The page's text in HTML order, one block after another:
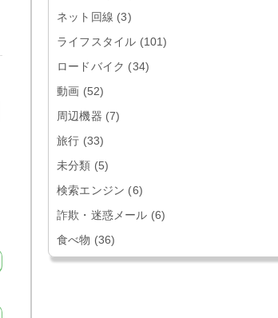
ネット回線 (3)
ライフスタイル (101)
ロードバイク (34)
動画 (52)
周辺機器 (7)
旅行 (33)
未分類 (5)
検索エンジン (6)
詐欺・迷惑メール (6)
食べ物 (36)